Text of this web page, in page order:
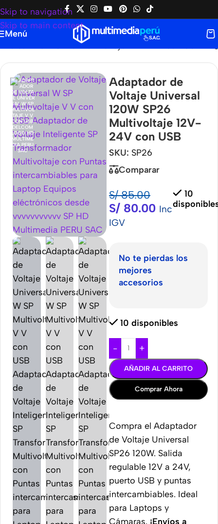
Skip to navigation
Skip to main content
Menú
120W SP26 Multivoltaje 12V-24V con USB
Adaptador de
Voltaje Universal
120W SP26
Multivoltaje 12V-
24V con USB
SKU: SP26
Comparar
S/85.00
S/ 80.00 Inc
IGV
10
No te pierdas los
mejores
accesorios
10 disponibles
- +
AÑADIR AL CARRITO
Comprar Ahora
Compra el Adaptador
de Voltaje Universal
SP26 120W. Salida
regulable 12V a 24V,
puerto USB y puntas
intercambiables. Ideal
para Laptops y
Cámaras. ¡Envíos a